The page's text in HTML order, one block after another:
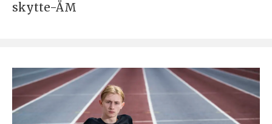
skytte-ÅM